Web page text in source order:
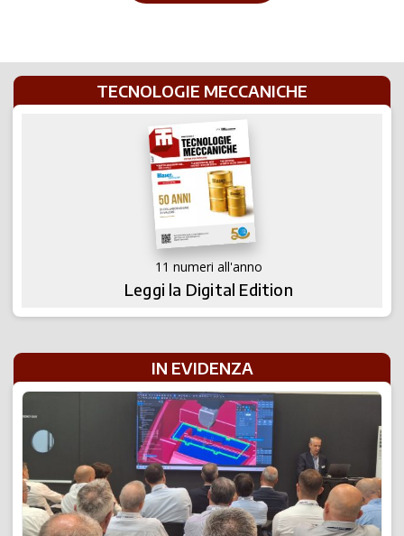
TECNOLOGIE MECCANICHE
11 numeri all'anno
Leggi la Digital Edition
IN EVIDENZA